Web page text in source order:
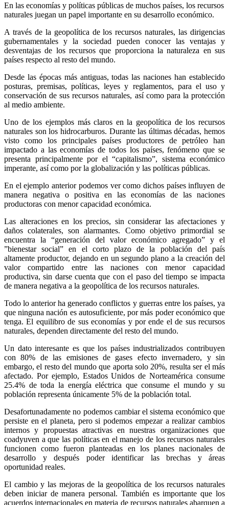
En las economías y políticas públicas de muchos países, los recursos
naturales juegan un papel importante en su desarrollo económico.
A través de la geopolítica de los recursos naturales, las dirigencias
gubernamentales y la sociedad pueden conocer las ventajas y
desventajas de los recursos que proporciona la naturaleza en sus
países respecto al resto del mundo.
Desde las épocas más antiguas, todas las naciones han establecido
posturas, premisas, políticas, leyes y reglamentos, para el uso y
conservación de sus recursos naturales, así como para la protección
al medio ambiente.
Uno de los ejemplos más claros en la geopolítica de los recursos
naturales son los hidrocarburos. Durante las últimas décadas, hemos
visto como los principales países productores de petróleo han
impactado a las economías de todos los países, fenómeno que se
presenta principalmente por el “capitalismo”, sistema económico
imperante, así como por la globalización y las políticas públicas.
En el ejemplo anterior podemos ver como dichos países influyen de
manera negativa o positiva en las economías de las naciones
productoras con menor capacidad económica.
Las alteraciones en los precios, sin considerar las afectaciones y
daños colaterales, son alarmantes. Como objetivo primordial se
encuentra la “generación del valor económico agregado” y el
”bienestar social” en el corto plazo de la población del país
altamente productor, dejando en un segundo plano a la creación del
valor compartido entre las naciones con menor capacidad
productiva, sin darse cuenta que con el paso del tiempo se impacta
de manera negativa a la geopolítica de los recursos naturales.
Todo lo anterior ha generado conflictos y guerras entre los países, ya
que ninguna nación es autosuficiente, por más poder económico que
tenga. El equilibro de sus economías y por ende el de sus recursos
naturales, dependen directamente del resto del mundo.
Un dato interesante es que los países industrializados contribuyen
con 80% de las emisiones de gases efecto invernadero, y sin
embargo, el resto del mundo que aporta solo 20%, resulta ser el más
afectado. Por ejemplo, Estados Unidos de Norteamérica consume
25.4% de toda la energía eléctrica que consume el mundo y su
población representa únicamente 5% de la población total.
Desafortunadamente no podemos cambiar el sistema económico que
persiste en el planeta, pero si podemos empezar a realizar cambios
internos y propuestas atractivas en nuestras organizaciones que
coadyuven a que las políticas en el manejo de los recursos naturales
funcionen como fueron planteadas en los planes nacionales de
desarrollo y después poder identificar las brechas y áreas
oportunidad reales.
El cambio y las mejoras de la geopolítica de los recursos naturales
deben iniciar de manera personal. También es importante que los
acuerdos internacionales en materia de recursos naturales abarquen a